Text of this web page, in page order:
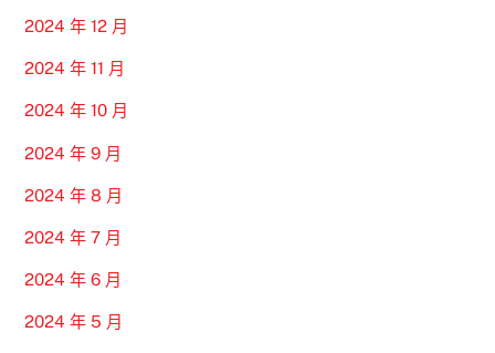
2024 年 12 月
2024 年 11 月
2024 年 10 月
2024 年 9 月
2024 年 8 月
2024 年 7 月
2024 年 6 月
2024 年 5 月